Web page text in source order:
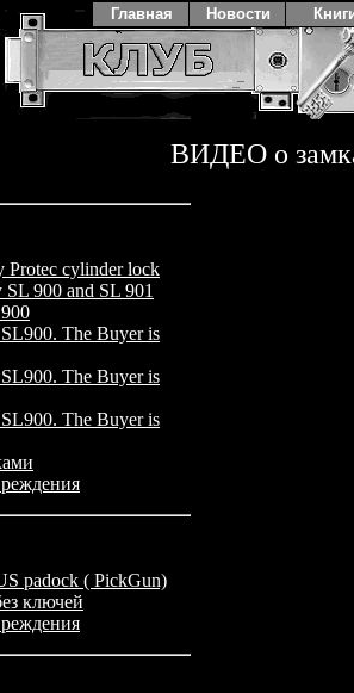
ВИДЕО о
Protec cylinder lock
900 and SL 901
The Buyer is
The Buyer is
The Buyer is
padock ( PickGun)
ключей
Главная Новости